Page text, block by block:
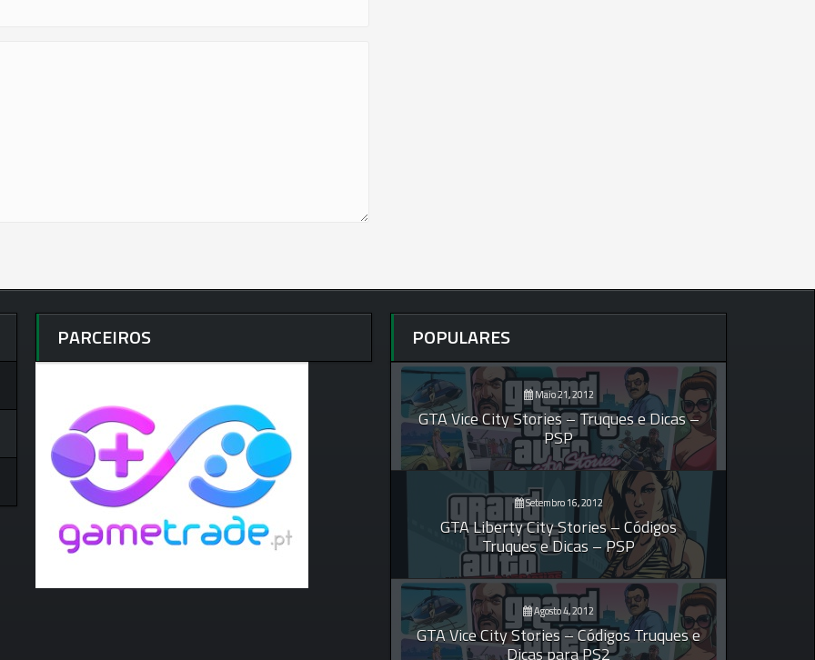
PARCEIROS POPULARES
Maio 21, 2012
GTA Vice City Stories – Truques e Dicas –
PSP
Setembro 16, 2012
GTA Liberty City Stories – Códigos
Truques e Dicas – PSP
Agosto 4, 2012
GTA Vice City Stories – Códigos Truques e
Dicas para PS2